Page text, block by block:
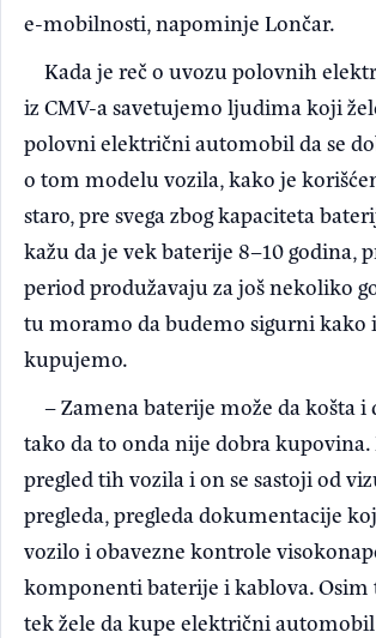
e-mobilnosti, napominje Lončar.
Kada je reč o uvozu polovnih
iz CMV-a savetujemo ljudima koji
polovni električni automobil da se
o tom modelu vozila, kako je
staro, pre svega zbog kapaciteta
kažu da je vek baterije 8–10 godina,
period produžavaju za još nekoliko
tu moramo da budemo sigurni kako
kupujemo.
– Zamena baterije može da košta i
tako da to onda nije dobra
pregled tih vozila i on se sastoji od
pregleda, pregleda dokumentacije
vozilo i obavezne kontrole
komponenti baterije i kablova. Osim
tek žele da kupe električni